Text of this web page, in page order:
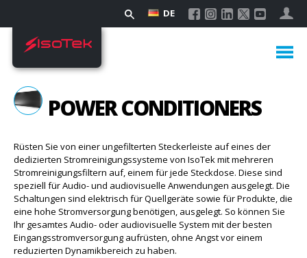
DE
POWER CONDITIONERS
Rüsten Sie von einer ungefilterten Steckerleiste auf eines der
dedizierten Stromreinigungssysteme von IsoTek mit mehreren
Stromreinigungsfiltern auf, einem für jede Steckdose. Diese sind
speziell für Audio- und audiovisuelle Anwendungen ausgelegt. Die
Schaltungen sind elektrisch für Quellgeräte sowie für Produkte, die
eine hohe Stromversorgung benötigen, ausgelegt. So können Sie
Ihr gesamtes Audio- oder audiovisuelle System mit der besten
Eingangsstromversorgung aufrüsten, ohne Angst vor einem
reduzierten Dynamikbereich zu haben.